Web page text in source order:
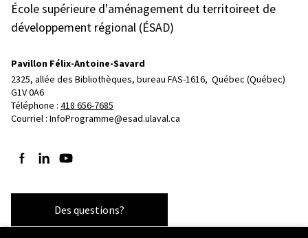
École supérieure d'aménagement du territoireet de
développement régional (ÉSAD)
Pavillon Félix-Antoine-Savard
2325, allée des Bibliothèques, bureau FAS-1616, Québec (Québec)
G1V 0A6
Téléphone : 418 656-7685
Courriel : InfoProgramme@esad.ulaval.ca
Suivez-nous sur Facebook
Suivez-nous sur LinkedIn
Suivez-nous sur YouTube
Des questions?